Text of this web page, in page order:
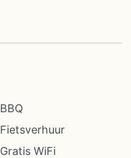
BBQ
Fietsverhuur
Gratis WiFi